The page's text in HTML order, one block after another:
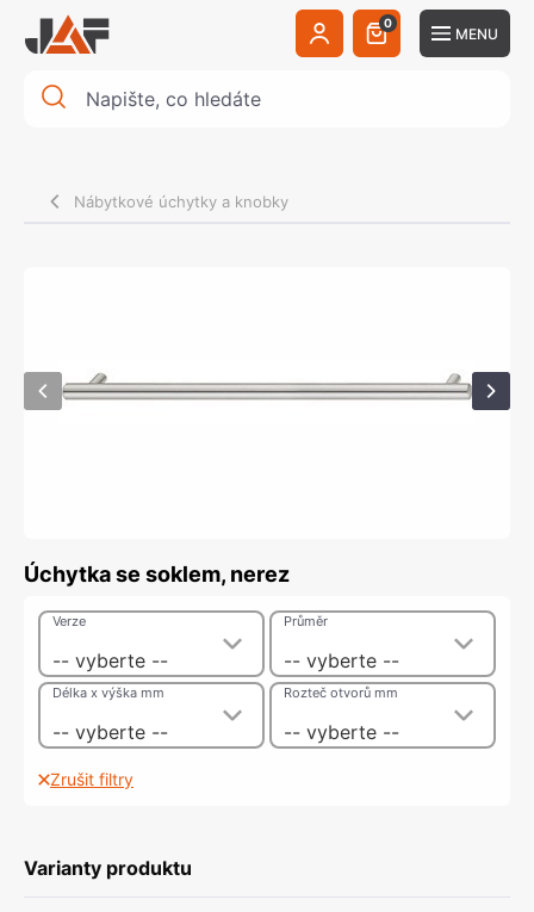
0
MENU
Nábytkové úchytky a knobky
Úchytka se soklem, nerez
-- vyberte --
Verze
-- vyberte --
Průměr
-- vyberte --
Délka x výška mm
-- vyberte --
Rozteč otvorů mm
Zrušit filtry
Varianty produktu